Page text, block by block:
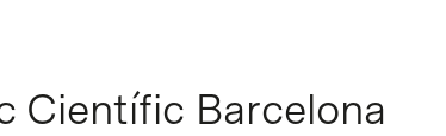
Científic Barcelona